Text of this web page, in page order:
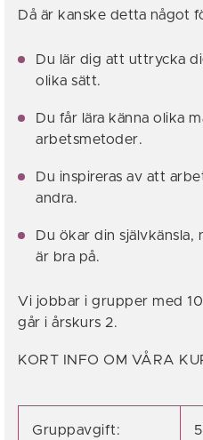
Då är kanske detta något
Du lär dig att uttrycka
olika sätt.
Du får lära känna olika
arbetsmetoder.
Du inspireras av att
andra.
Du ökar din självkänsla,
är bra på.
Vi jobbar i grupper med
går i årskurs 2.
KORT INFO OM VÅRA
Gruppavgift: